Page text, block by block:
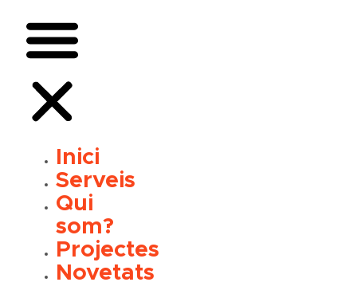
Inici
Serveis
Qui
som?
Projectes
Novetats